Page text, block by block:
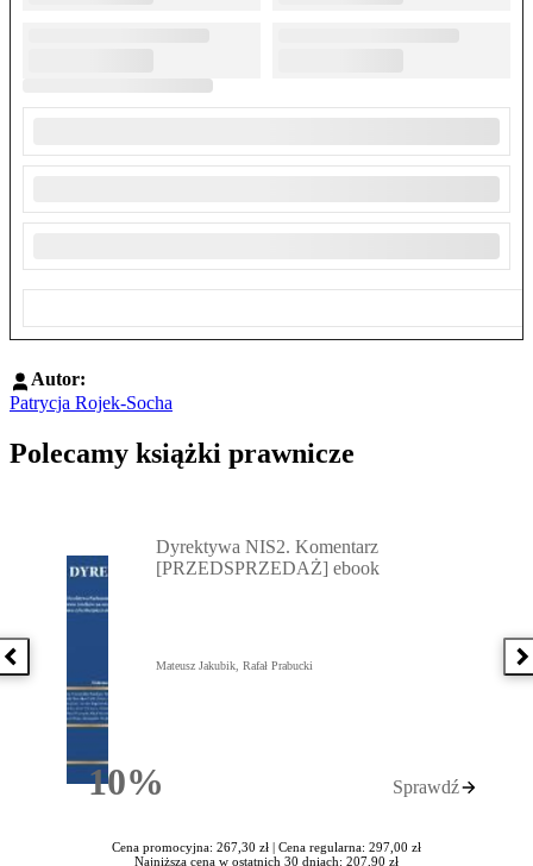
Autor:
Patrycja Rojek-Socha
Polecamy książki prawnicze
Poprzednia książka
10%Rabatu
Dyrektywa NIS2. Komentarz
[PRZEDSPRZEDAŻ] ebook
Mateusz Jakubik, Rafał Prabucki
Sprawdź
Cena promocyjna: 267,30 zł | Cena regularna: 297,00 zł
Najniższa cena w ostatnich 30 dniach: 207,90 zł